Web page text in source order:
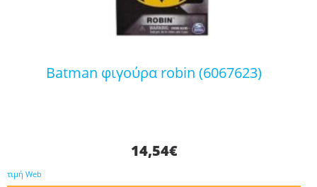
batman φιγούρα robin (6067623)
14,54€
τιμή Web